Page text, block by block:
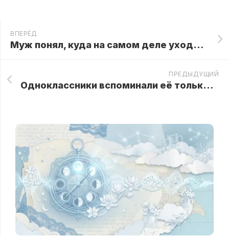
ВПЕРЁД
Муж понял, куда на самом деле уходила жена, и подготовил для неё спокойную, но точную развязку
ПРЕДЫДУЩИЙ
Одноклассники вспоминали её только как бедную девочку, пока не увидели, кем она стала